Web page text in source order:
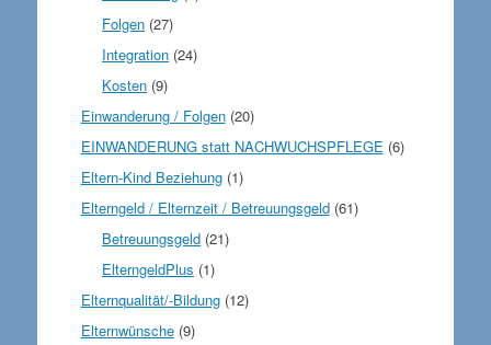
Folgen (27)
Integration (24)
Kosten (9)
Einwanderung / Folgen(20)
EINWANDERUNG statt NACHWUCHSPFLEGE (6)
Eltern-Kind Beziehung(1)
Elterngeld / Elternzeit / Betreuungsgeld(61)
Betreuungsgeld (21)
ElterngeldPlus (1)
Elternqualität/-Bildung(12)
Elternwünsche(9)